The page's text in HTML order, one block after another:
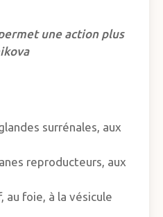
une action plus
surrénales, aux
reproducteurs, aux
au foie, à la vésicule